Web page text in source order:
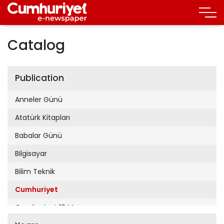
Catalog
Publication
Anneler Günü
Atatürk Kitapları
Babalar Günü
Bilgisayar
Bilim Teknik
Cumhuriyet
Cumhuriyet 19 Mayıs